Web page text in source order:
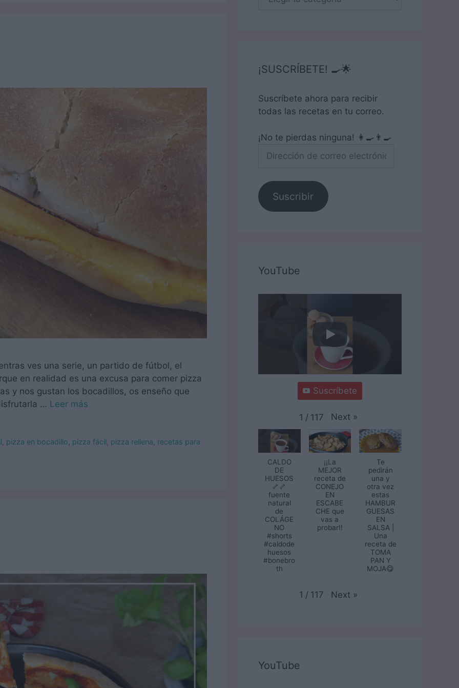
ves una serie, un partido de fútbol, el
en realidad es una excusa para comer pizza
y nos gustan los bocadillos, os enseño que
… Leer más
pizza en bocadillo pizza fácil pizza rellena recetas para
¡SUSCRÍBETE! 🍳🌟
Suscríbete ahora para recibir
todas las recetas en tu correo.
¡No te pierdas ninguna! 👩‍🍳👨‍🍳
de
electrónico
Suscribir
YouTube
Suscríbete
1 / 117 Next »
CALDO
DE
HUESOS
🦴🦴
fuente
natural
de
COLÁGE
NO
#shorts
#caldode
huesos
#bonebro
th
¡¡La
MEJOR
receta de
CONEJO
EN
ESCABE
CHE que
vas a
probar!!
Te
pedirán
una y
otra vez
estas
HAMBUR
GUESAS
EN
SALSA |
Una
receta de
TOMA
PAN Y
MOJA😋
1 / 117 Next »
YouTube